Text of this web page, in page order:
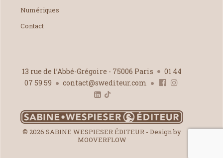
Numériques
Contact
13 rue de l’Abbé-Grégoire - 75006 Paris
01 44
07 59 59
contact@swediteur.com
© 2026 SABINE WESPIESER ÉDITEUR - Design by
MOOVERFLOW